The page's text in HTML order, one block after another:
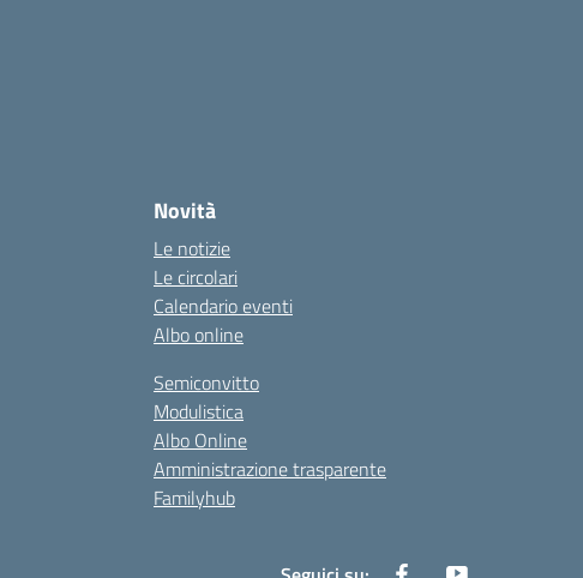
Novità
Le notizie
Le circolari
Calendario eventi
Albo online
Semiconvitto
Modulistica
Albo Online
Amministrazione trasparente
Familyhub